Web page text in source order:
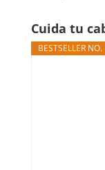
Cuida tu
BESTSELLER NO.